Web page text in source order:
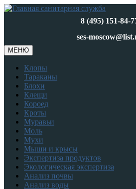
8 (495) 151-84-
ses-
МЕНЮ
Клопы
Тараканы
Блохи
Клещи
Короед
Кроты
Муравьи
Моль
Мухи
Мыши и крысы
Экспертиза продуктов
Экологическая экспертиза
Анализ почвы
Анализ воды